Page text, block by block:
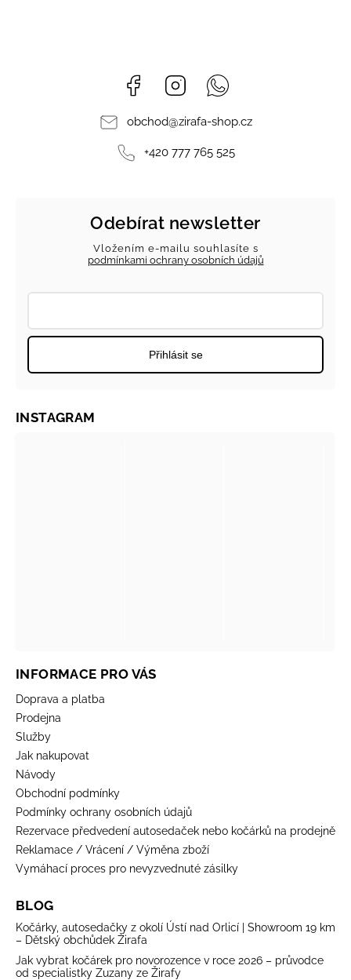
Facebook Instagram
obchod@zirafa-shop.cz
+420 777 765 525
Odebírat newsletter
Vložením e-mailu souhlasíte s
podmínkami ochrany osobních údajů
Přihlásit se
INFORMACE PRO VÁS
Doprava a platba
Prodejna
Služby
Jak nakupovat
Návody
Obchodní podmínky
Podmínky ochrany osobních údajů
Rezervace předvedení autosedaček nebo kočárků na prodejně
Reklamace / Vrácení / Výměna zboží
Vymáhací proces pro nevyzvednuté zásilky
BLOG
Kočárky, autosedačky z okolí Ústí nad Orlicí | Showroom 19 km
– Dětský obchůdek Žirafa
Jak vybrat kočárek pro novorozence v roce 2026 – průvodce
od specialistky Zuzany ze Žirafy
INSTAGRAM